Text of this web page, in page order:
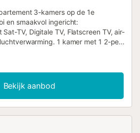
3-kamers op de 1e
en smaakvol ingericht:
TV, Digitale TV, Flatscreen TV, air-
1 kamer met 1 2-pers
1 kamer met 1 2-pers bed (150 cm,
keuken (oven, 4 keramische glas
diepvriezer, elektrische
bidet/WC. Ter beschikking:
(WiFi, gratis). Parkeerplaats nr. 10.
Bekijk aanbod